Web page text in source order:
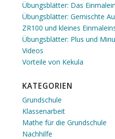
Übungsblätter: Das
Übungsblätter: Gemischte
ZR100 und kleines
Übungsblätter: Plus und
Videos
Vorteile von Kekula
KATEGORIEN
Grundschule
Klassenarbeit
Mathe für die Grundschule
Nachhilfe